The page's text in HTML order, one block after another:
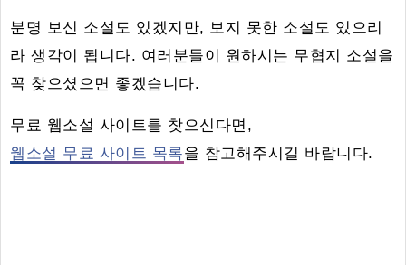
분명 보신 소설도 있겠지만, 보지 못한 소설도 있으리
라 생각이 됩니다. 여러분들이 원하시는 무협지 소설을
꼭 찾으셨으면 좋겠습니다.
무료 웹소설 사이트를 찾으신다면,
웹소설 무료 사이트 목록을 참고해주시길 바랍니다.